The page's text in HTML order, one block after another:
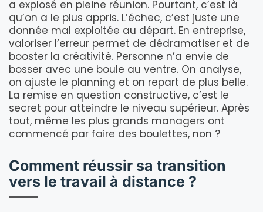
a explosé en pleine réunion. Pourtant, c’est là
qu’on a le plus appris. L’échec, c’est juste une
donnée mal exploitée au départ. En entreprise,
valoriser l’erreur permet de dédramatiser et de
booster la créativité. Personne n’a envie de
bosser avec une boule au ventre. On analyse,
on ajuste le planning et on repart de plus belle.
La remise en question constructive, c’est le
secret pour atteindre le niveau supérieur. Après
tout, même les plus grands managers ont
commencé par faire des boulettes, non ?
Comment réussir sa transition
vers le travail à distance ?